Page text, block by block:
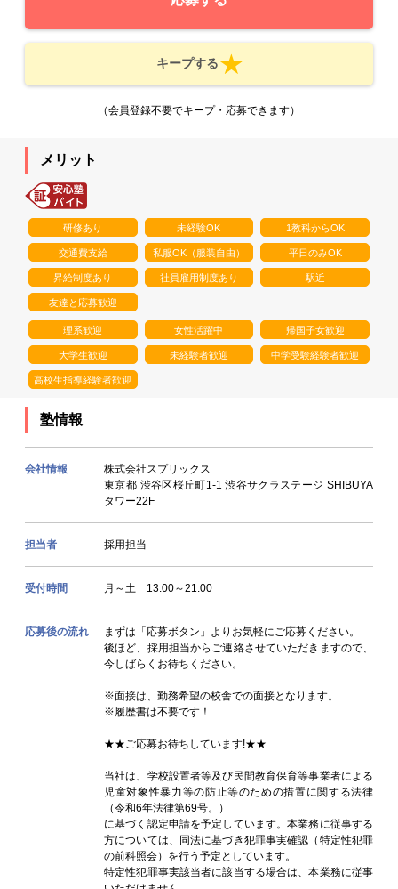
キープする
（会員登録不要でキープ・応募できます）
メリット
研修あり 未経験OK 1教科からOK
交通費支給 私服OK（服装自由） 平日のみOK
昇給制度あり 社員雇用制度あり 駅近
友達と応募歓迎
理系歓迎 女性活躍中 帰国子女歓迎
大学生歓迎 未経験者歓迎 中学受験経験者歓迎
高校生指導経験者歓迎
塾情報
会社情報
株式会社スプリックス
東京都 渋谷区桜丘町1-1 渋谷サクラステージ SHIBUYA
タワー22F
担当者 採用担当
受付時間 月～土 13:00～21:00
応募後の流れ
まずは「応募ボタン」よりお気軽にご応募ください。
後ほど、採用担当からご連絡させていただきますので、
今しばらくお待ちください。
※面接は、勤務希望の校舎での面接となります。
※履歴書は不要です！
★★ご応募お待ちしています!★★
当社は、学校設置者等及び民間教育保育等事業者による
児童対象性暴力等の防止等のための措置に関する法律
（令和6年法律第69号。）
に基づく認定申請を予定しています。本業務に従事する
方については、同法に基づき犯罪事実確認（特定性犯罪
の前科照会）を行う予定としています。
特定性犯罪事実該当者に該当する場合は、本業務に従事